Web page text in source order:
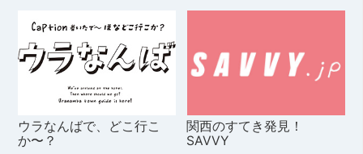
ウラなんばで、どこ行こ
か〜？
関西のすてき発見！
SAVVY